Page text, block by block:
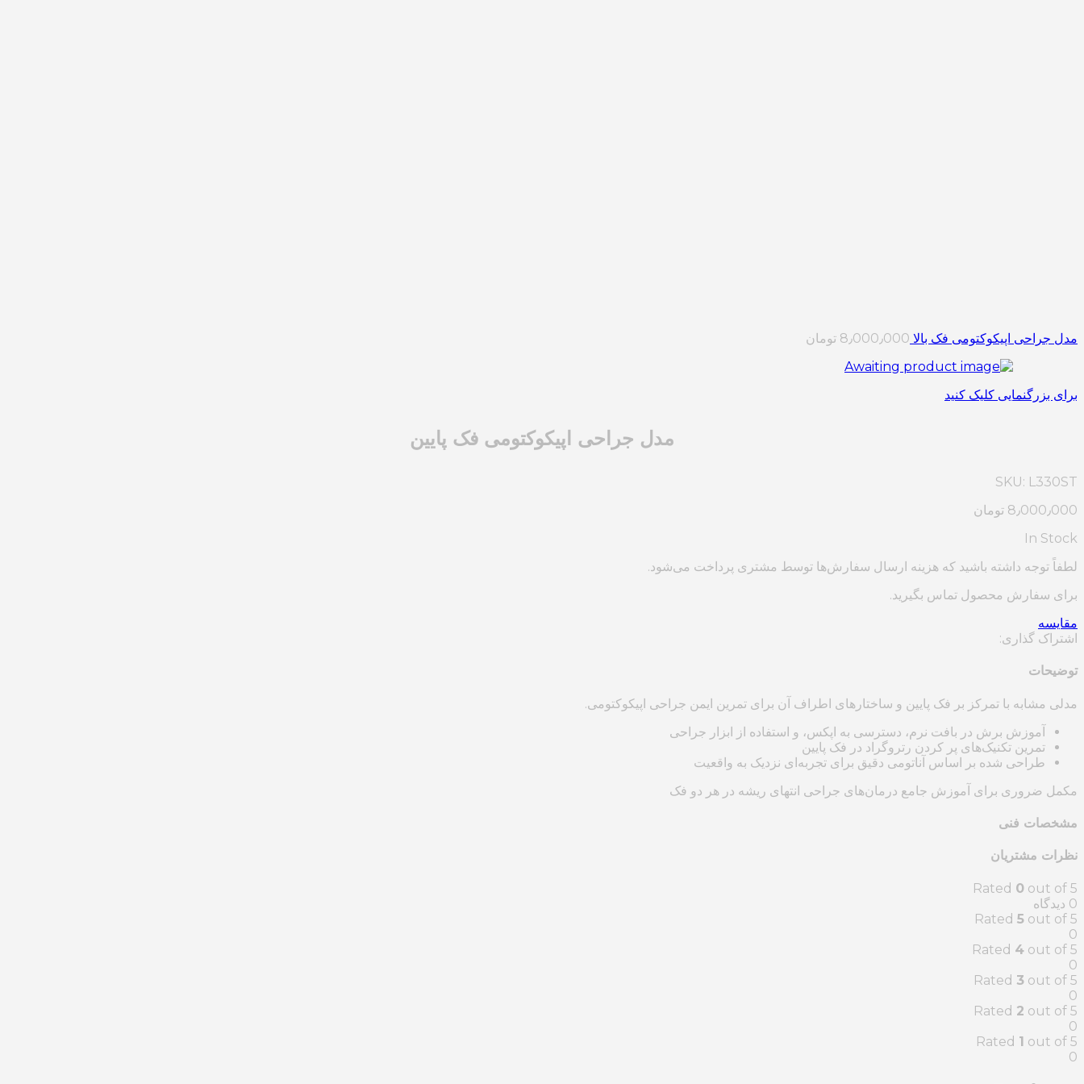
مدل جراحی اپیکوکتومی فک بالا 8٫000٫000 تومان
برای بزرگنمایی کلیک کنید
مدل جراحی اپیکوکتومی فک پایین
SKU: L330ST
8٫000٫000 تومان
In Stock
لطفاً توجه داشته باشید که هزینه ارسال سفارش‌ها توسط مشتری پرداخت می‌شود.
برای سفارش محصول تماس بگیرید.
مقایسه
اشتراک گذاری:
توضیحات
مدلی مشابه با تمرکز بر فک پایین و ساختارهای اطراف آن برای تمرین ایمن جراحی اپیکوکتومی.
آموزش برش در بافت نرم، دسترسی به اپکس، و استفاده از ابزار جراحی
تمرین تکنیک‌های پر کردن رتروگراد در فک پایین
طراحی شده بر اساس آناتومی دقیق برای تجربه‌ای نزدیک به واقعیت
مکمل ضروری برای آموزش جامع درمان‌های جراحی انتهای ریشه در هر دو فک
مشخصات فنی
نظرات مشتریان
Rated 0 out of 5
‫0 دیدگاه
Rated 5 out of 5
0
Rated 4 out of 5
0
Rated 3 out of 5
0
Rated 2 out of 5
0
Rated 1 out of 5
0